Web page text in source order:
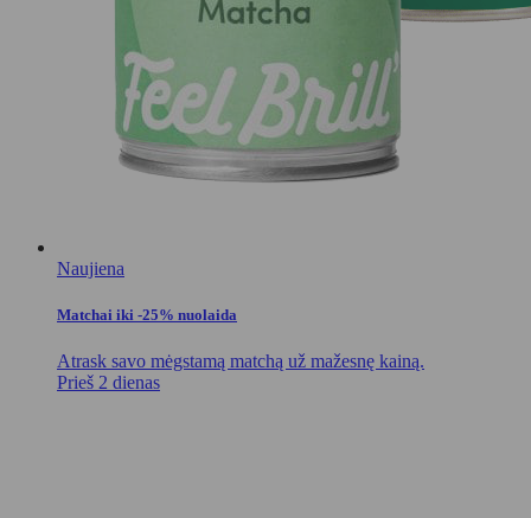
Naujiena
Matchai iki -25% nuolaida
Atrask savo mėgstamą matchą už mažesnę kainą.
Prieš 2 dienas